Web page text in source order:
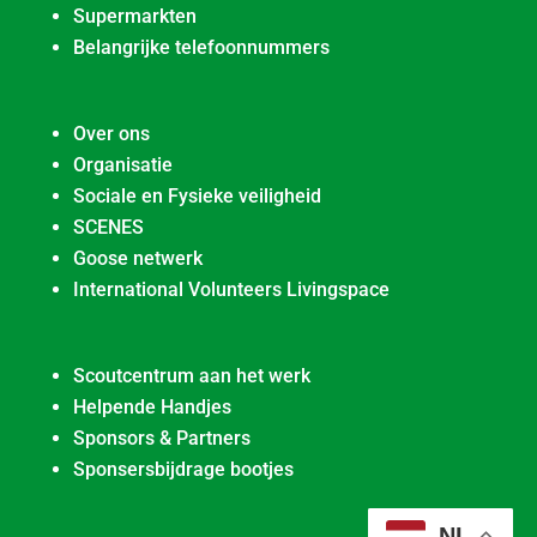
Supermarkten
Belangrijke telefoonnummers
Over ons
Organisatie
Sociale en Fysieke veiligheid
SCENES
Goose netwerk
International Volunteers Livingspace
Scoutcentrum aan het werk
Helpende Handjes
Sponsors & Partners
Sponsersbijdrage bootjes